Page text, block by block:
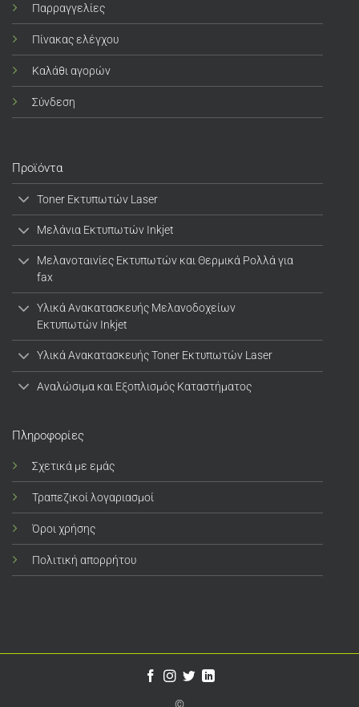
Παρραγγελίες
Πίνακας ελέγχου
Καλάθι αγορών
Σύνδεση
Προϊόντα
Toner Εκτυπωτών Laser
Μελάνια Εκτυπωτών Inkjet
Μελανοταινίες Εκτυπωτών και Θερμικά Ρολλά για
fax
Υλικά Ανακατασκευής Μελανοδοχείων
Εκτυπωτών Inkjet
Υλικά Ανακατασκευής Toner Εκτυπωτών Laser
Αναλώσιμα και Εξοπλισμός Καταστήματος
Πληροφορίες
Σχετικά με εμάς
Τραπεζικοί λογαριασμοί
Όροι χρήσης
Πολιτική απορρήτου